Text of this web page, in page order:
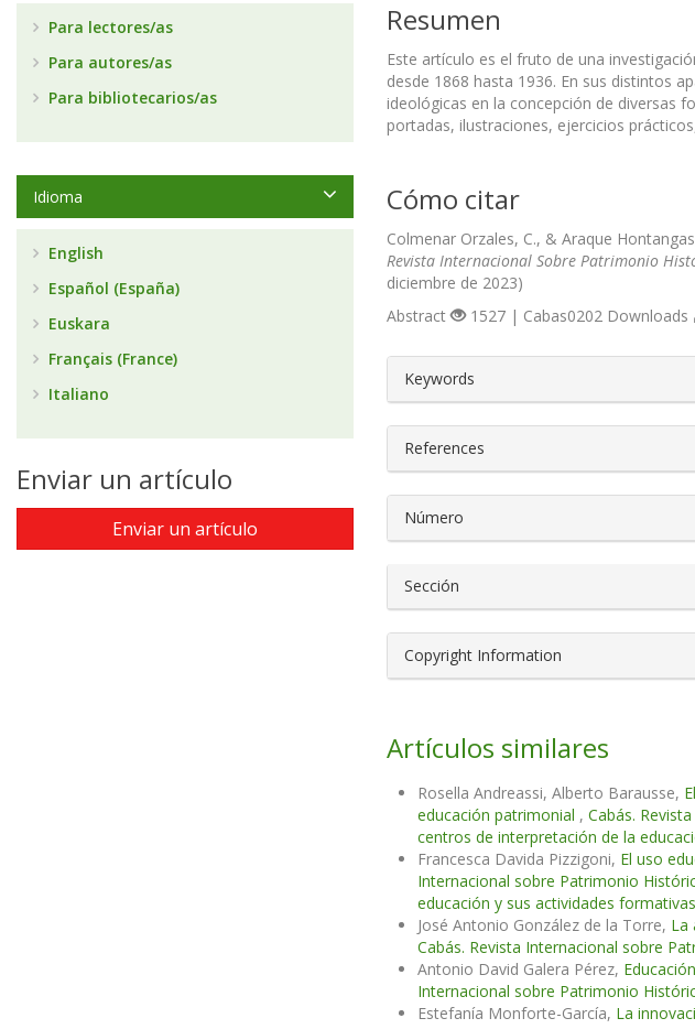
Resumen
Este artículo es el fruto de una
desde 1868 hasta 1936. En sus distintos
ideológicas en la concepción de diversas
portadas, ilustraciones, ejercicios
Cómo citar
Colmenar Orzales, C., & Araque
Revista Internacional Sobre Patrimonio
diciembre de 2023)
Abstract 1527 | Cabas0202 Downloads
Keywords
References
Número
Sección
Copyright Information
Artículos similares
Rosella Andreassi, Alberto Barausse,
educación patrimonial , Cabás.
centros de interpretación de la
Francesca Davida Pizzigoni, El uso
Internacional sobre Patrimonio
educación y sus actividades formativas
José Antonio González de la Torre, La
Cabás. Revista Internacional sobre
Antonio David Galera Pérez,
Internacional sobre Patrimonio
Estefanía Monforte-García, La
Para lectores/as
Para autores/as
Para bibliotecarios/as
Idioma
English
Español (España)
Euskara
Français (France)
Italiano
Enviar un artículo
Enviar un artículo